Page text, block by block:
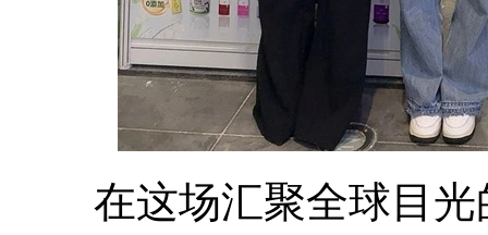
在这场汇聚全球目光